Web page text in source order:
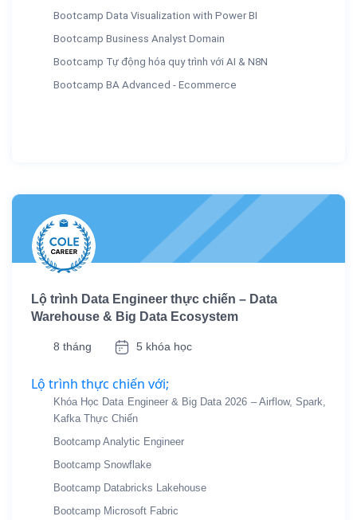
Bootcamp Data Visualization with Power BI
Bootcamp Business Analyst Domain
Bootcamp Tự động hóa quy trình với AI & N8N
Bootcamp BA Advanced - Ecommerce
Lộ trình Data Engineer thực chiến – Data
Warehouse & Big Data Ecosystem
8 tháng 5 khóa học
Lộ trình thực chiến với;
Khóa Học Data Engineer & Big Data 2026 – Airflow, Spark,
Kafka Thực Chiến
Bootcamp Analytic Engineer
Bootcamp Snowflake
Bootcamp Databricks Lakehouse
Bootcamp Microsoft Fabric